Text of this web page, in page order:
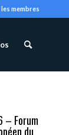
membres
– Forum
du